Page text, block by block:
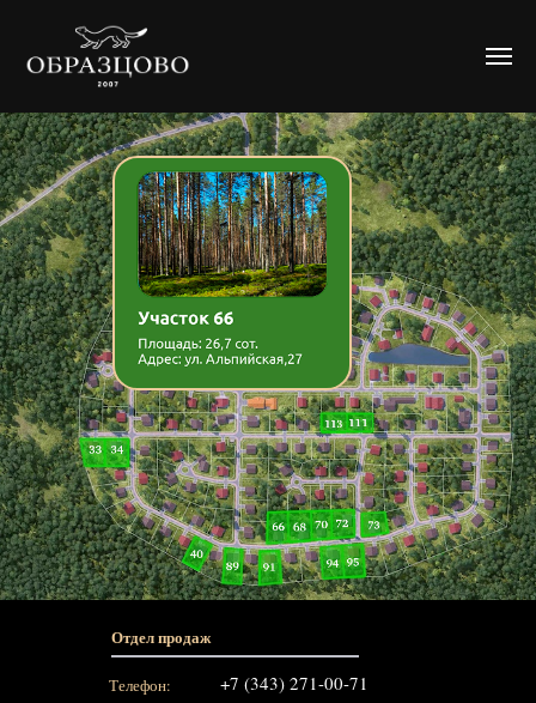
Отдел продаж
+7 (343) 271-00-71
Телефон: